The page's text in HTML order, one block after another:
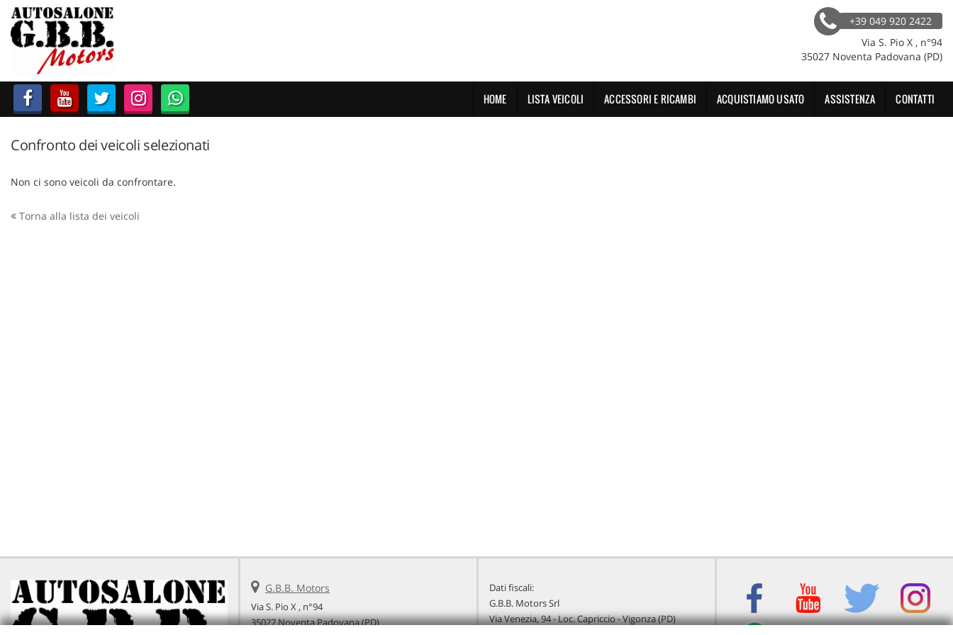
HOME
LISTA VEICOLI
ACCESSORI E RICAMBI
ACQUISTIAMO USATO
ASSISTENZA
+39 049 920 2422
Via S. Pio X , n°94
35027 Noventa Padovana (PD)
HOME LISTA VEICOLI ACCESSORI E RICAMBI ACQUISTIAMO USATO ASSISTENZA CONTATTI
Confronto dei veicoli selezionati
Non ci sono veicoli da confrontare.
Torna alla lista dei veicoli
G.B.B. Motors
Via S. Pio X , n°94
35027 Noventa Padovana (PD)
Dati fiscali:
G.B.B. Motors Srl
Via Venezia, 94 - Loc. Capriccio - Vigonza (PD)